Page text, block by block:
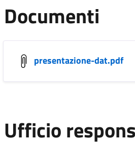
Documenti
presentazione-dat.pdf
Ufficio